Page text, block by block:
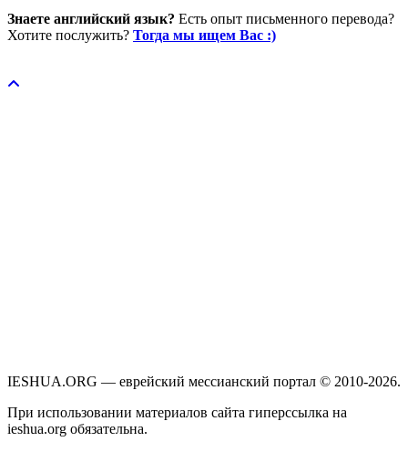
Знаете английский язык? Есть опыт письменного перевода?
Хотите послужить? Тогда мы ищем Вас :)
IESHUA.ORG — еврейский мессианский портал © 2010-2026.
При использовании материалов сайта гиперссылка на
ieshua.org обязательна.